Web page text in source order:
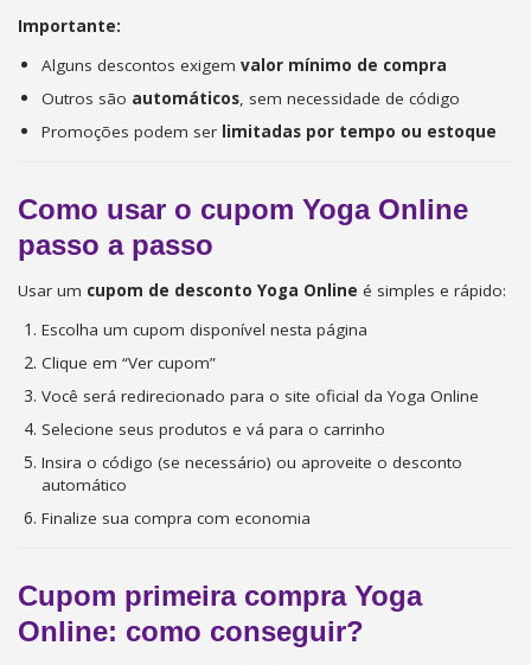
Importante:
Alguns descontos exigem valor mínimo de compra
Outros são automáticos, sem necessidade de código
Promoções podem ser limitadas por tempo ou estoque
Como usar o cupom Yoga Online
passo a passo
Usar um cupom de desconto Yoga Online é simples e rápido:
Escolha um cupom disponível nesta página
Clique em “Ver cupom”
Você será redirecionado para o site oficial da Yoga Online
Selecione seus produtos e vá para o carrinho
Insira o código (se necessário) ou aproveite o desconto
automático
Finalize sua compra com economia
Cupom primeira compra Yoga
Online: como conseguir?